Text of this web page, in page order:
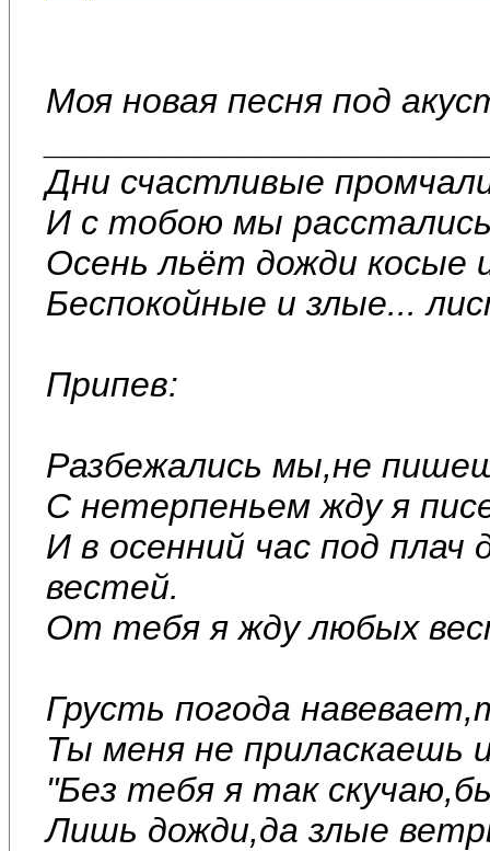
Моя новая песня под
Дни счастливые
И с тобою мы
Осень льёт дожди косые
Беспокойные и злые...
Припев:
Разбежались мы,не
С нетерпеньем жду я
И в осенний час под
вестей.
От тебя я жду любых
Грусть погода
Ты меня не приласкаешь
"Без тебя я так
Лишь дожди,да злые